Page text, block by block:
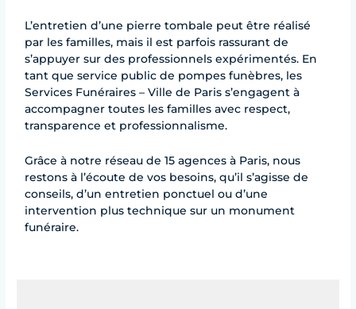
L’entretien d’une pierre tombale peut être réalisé
par les familles, mais il est parfois rassurant de
s’appuyer sur des professionnels expérimentés. En
tant que service public de pompes funèbres, les
Services Funéraires – Ville de Paris s’engagent à
accompagner toutes les familles avec respect,
transparence et professionnalisme.
Grâce à notre réseau de 15 agences à Paris, nous
restons à l’écoute de vos besoins, qu’il s’agisse de
conseils, d’un entretien ponctuel ou d’une
intervention plus technique sur un monument
funéraire.